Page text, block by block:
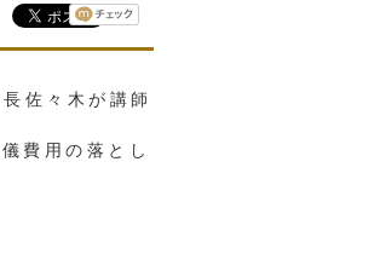
佐々木が講師
費用の落とし